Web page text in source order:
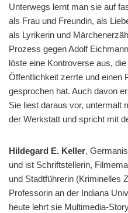
Unterwegs lernt man sie auf
als Frau und Freundin, als
als Lyrikerin und
Prozess gegen Adolf
löste eine Kontroverse aus,
Öffentlichkeit zerrte und einen
gesprochen hat. Auch davon
Sie liest daraus vor, untermalt
der Werkstatt und spricht mit
Hildegard E. Keller,
und ist Schriftstellerin,
und Stadtführerin (Kriminelles
Professorin an der Indiana
heute lehrt sie Multimedia-